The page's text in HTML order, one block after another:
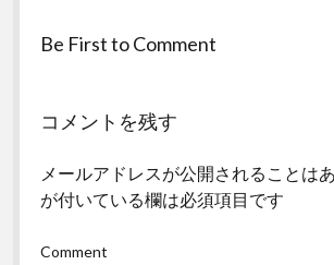
Be First to Comment
コメントを残す
メールアドレスが公開されることは
が付いている欄は必須項目です
Comment